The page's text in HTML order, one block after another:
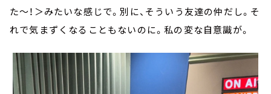
た～！＞みたいな感じで。別に、そういう友達の仲だし。そ
れで気まずくなることもないのに。私の変な自意識が。